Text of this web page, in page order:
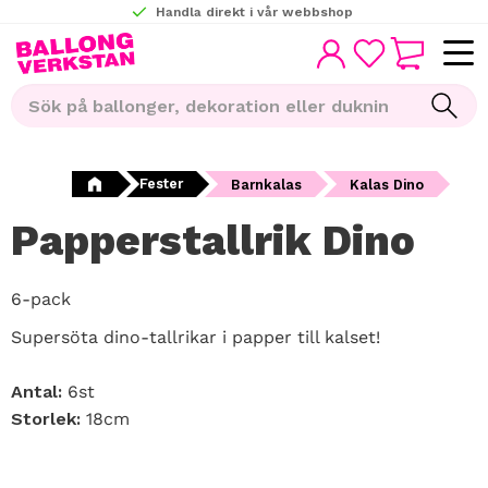
Meny
Handla direkt i vår webbshop
FAVORITER
KUNDVAGN
Fester Barnkalas Kalas Dino
Papperstallrik Dino
6-pack
Supersöta dino-tallrikar i papper till kalset!
Antal: 6st
Storlek: 18cm